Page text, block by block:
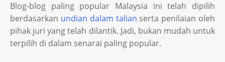
Blog-blog paling popular Malaysia ini telah dipilih
berdasarkan undian dalam talian serta penilaian oleh
pihak juri yang telah dilantik. Jadi, bukan mudah untuk
terpilih di dalam senarai paling popular.